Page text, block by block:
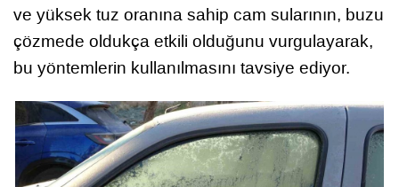
ve yüksek tuz oranına sahip cam sularının, buzu
çözmede oldukça etkili olduğunu vurgulayarak,
bu yöntemlerin kullanılmasını tavsiye ediyor.